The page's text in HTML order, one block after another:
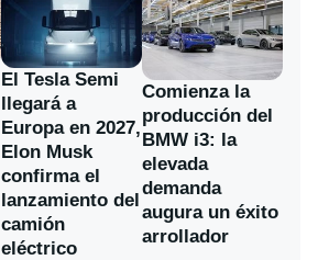
El Tesla Semi
llegará a
Europa en 2027,
Elon Musk
confirma el
lanzamiento del
camión
eléctrico
Comienza la
producción del
BMW i3: la
elevada
demanda
augura un éxito
arrollador